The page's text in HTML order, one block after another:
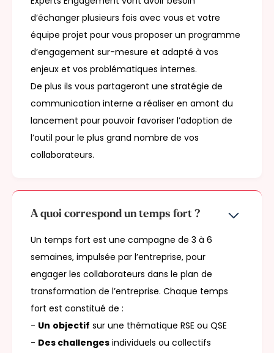
d’échanger plusieurs fois avec vous et votre
équipe projet pour vous proposer un programme
d’engagement sur-mesure et adapté à vos
enjeux et vos problématiques internes.
De plus ils vous partageront une stratégie de
communication interne a réaliser en amont du
lancement pour pouvoir favoriser l’adoption de
l’outil pour le plus grand nombre de vos
collaborateurs.
A quoi correspond un temps fort ?
Un temps fort est une campagne de 3 à 6
semaines, impulsée par l’entreprise, pour
engager les collaborateurs dans le plan de
transformation de l’entreprise. Chaque temps
fort est constitué de :
- Un objectif sur une thématique RSE ou QSE
- Des challenges individuels ou collectifs